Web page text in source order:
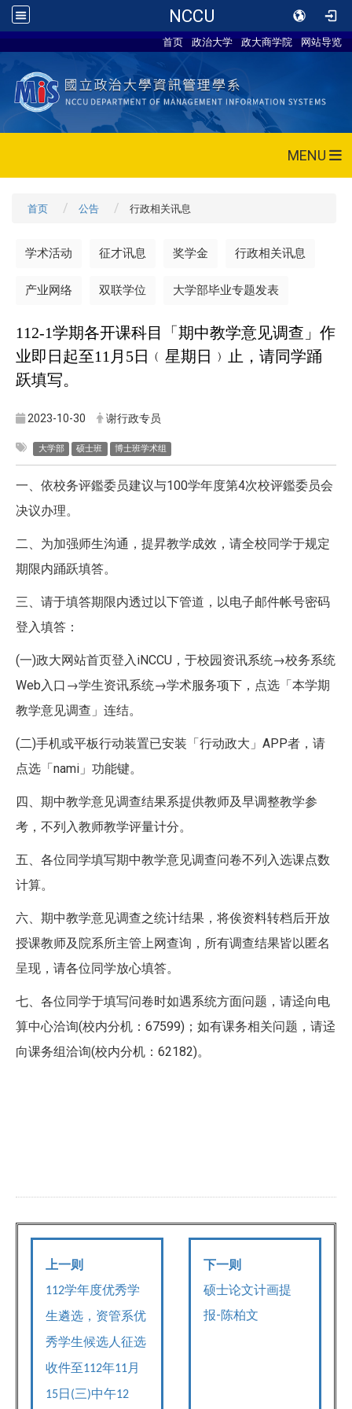
NCCU
首页 政治大学 政大商学院 网站导览
MENU
首页 公告 行政相关讯息
学术活动 征才讯息 奖学金 行政相关讯息
产业网络 双联学位 大学部毕业专题发表
112-1学期各开课科目「期中教学意见调查」作
业即日起至11 月 5日﹙星期日﹚止，请同学踊
跃填写。
2023-10-30 谢行政专员
大学部 硕士班 博士班学术组
一、依校务评鑑委员建议与100学年度第4次校评鑑委员会
决议办理。
二、为加强师生沟通，提昇教学成效，请全校同学于规定
期限内踊跃填答。
三、请于填答期限内透过以下管道，以电子邮件帐号密码
登入填答：
(一)政大网站首页登入iNCCU，于校园资讯系统→校务系统
Web入口→学生资讯系统→学术服务项下，点选「本学期
教学意见调查」连结。
(二)手机或平板行动装置已安装「行动政大」APP者，请
点选「nami」功能键。
四、期中教学意见调查结果系提供教师及早调整教学参
考，不列入教师教学评量计分。
五、各位同学填写期中教学意见调查问卷不列入选课点数
计算。
六、期中教学意见调查之统计结果，将俟资料转档后开放
授课教师及院系所主管上网查询，所有调查结果皆以匿名
呈现，请各位同学放心填答。
七、各位同学于填写问卷时如遇系统方面问题，请迳向电
算中心洽询(校内分机：67599)；如有课务相关问题，请迳
向课务组洽询(校内分机：62182)。
上一则
112学年度优秀学
生遴选，资管系优
秀学生候选人征选
收件至112年11月
15日 (三)中午12
下一则
硕士论文计画提
报-陈柏文